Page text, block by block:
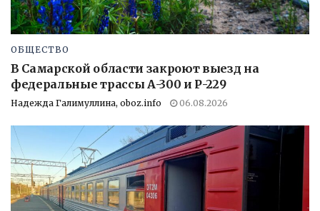
ОБЩЕСТВО
В Самарской области закроют выезд на
федеральные трассы А-300 и Р-229
Надежда Галимуллина, oboz.info 06.08.2026